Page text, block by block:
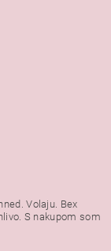
Volaju. Bex
S nakupom som